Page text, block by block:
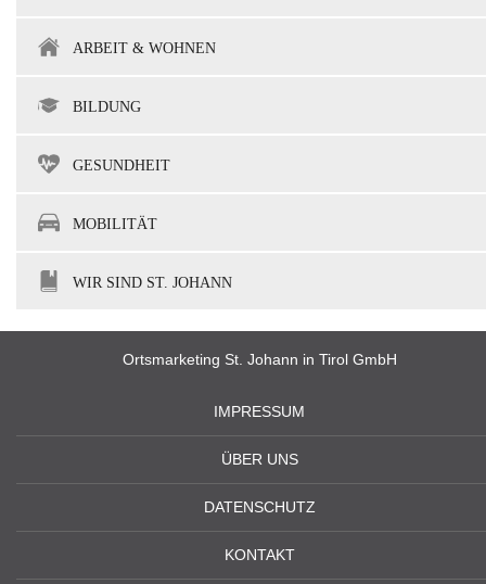
ARBEIT & WOHNEN
BILDUNG
GESUNDHEIT
MOBILITÄT
WIR SIND ST. JOHANN
Ortsmarketing St. Johann in Tirol GmbH
IMPRESSUM
ÜBER UNS
DATENSCHUTZ
KONTAKT